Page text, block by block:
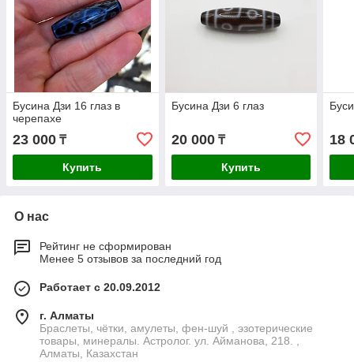
Бусина Дзи 16 глаз в
черепахе
23 000 ₸
Купить
Бусина Дзи 6 глаз
20 000₸
Купить
18
О нас
Рейтинг не сформирован
Менее 5 отзывов за последний год
Работает с 20.09.2012
г. Алматы
Браслеты, чётки, амулеты, фен-шуй , эзотерические
товары, минералы. Астролог. ул. Айманова, 218. ,
Алматы, Казахстан